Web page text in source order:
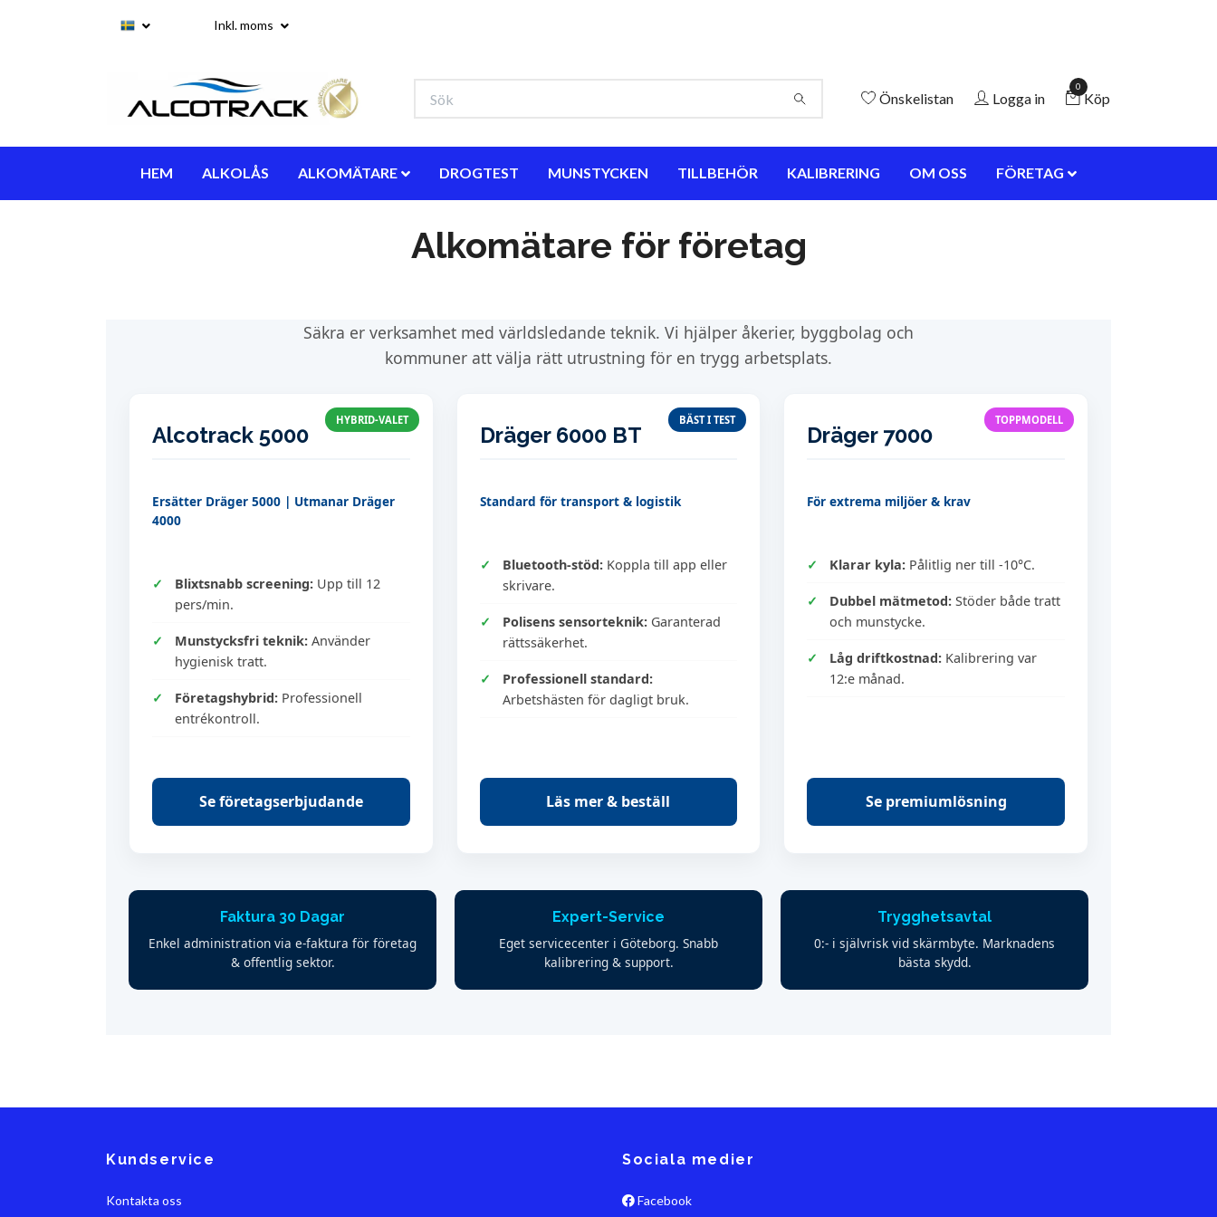
Inkl. moms
Önskelistan Logga in
0
Köp
HEM ALKOLÅS ALKOMÄTARE DROGTEST MUNSTYCKEN TILLBEHÖR KALIBRERING OM OSS FÖRETAG
Alkomätare för företag
Säkra er verksamhet med världsledande teknik. Vi hjälper åkerier, byggbolag och
kommuner att välja rätt utrustning för en trygg arbetsplats.
HYBRID-VALET
Alcotrack 5000
Ersätter Dräger 5000 | Utmanar Dräger
4000
Blixtsnabb screening: Upp till 12
pers/min.
Munstycksfri teknik: Använder
hygienisk tratt.
Företagshybrid: Professionell
entrékontroll.
Se företagserbjudande
BÄST I TEST
Dräger 6000 BT
Standard för transport & logistik
Bluetooth-stöd:Koppla till app eller
skrivare.
Polisens sensorteknik:Garanterad
rättssäkerhet.
Professionell standard:
Arbetshästen för dagligt bruk.
Läs mer & beställ
TOPPMODELL
Dräger 7000
För extrema miljöer & krav
Klarar kyla: Pålitlig ner till -10°C.
Dubbel mätmetod: Stöder både tratt
och munstycke.
Låg driftkostnad: Kalibrering var
12:e månad.
Se premiumlösning
Faktura 30 Dagar
Enkel administration via e-faktura för företag
& offentlig sektor.
Expert-Service
Eget servicecenter i Göteborg. Snabb
kalibrering & support.
Trygghetsavtal
0:- i självrisk vid skärmbyte. Marknadens
bästa skydd.
Kundservice
Kontakta oss
Sociala medier
Facebook